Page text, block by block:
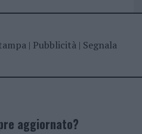
| Pubblicità| Segnala
aggiornato?